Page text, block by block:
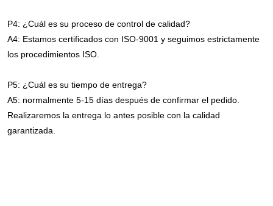
P4: ¿Cuál es su proceso de control de calidad?
A4: Estamos certificados con ISO-9001 y seguimos estrictamente
los procedimientos ISO.
P5: ¿Cuál es su tiempo de entrega?
A5: normalmente 5-15 días después de confirmar el pedido.
Realizaremos la entrega lo antes posible con la calidad
garantizada.